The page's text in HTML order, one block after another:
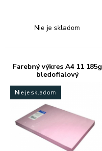
Nie je skladom
Farebný výkres A4 11 185g
bledofialový
Nie je skladom